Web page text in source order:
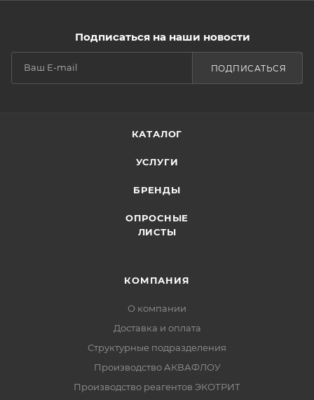
Подписаться на наши новости
ПОДПИСАТЬСЯ
КАТАЛОГ
УСЛУГИ
БРЕНДЫ
ОПРОСНЫЕ
ЛИСТЫ
КОМПАНИЯ
О компании
Доставка и оплата
Структурные подразделения
Производство АКВАФЛОУ
Производство реагентов ЭКОТРИТ